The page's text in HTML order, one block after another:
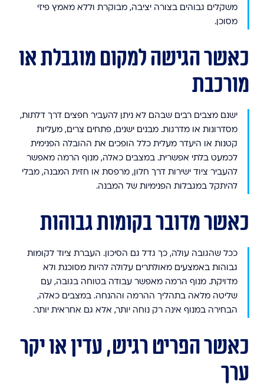
משקלים גבוהים בצורה יציבה, מבוקרת וללא מאמץ פיזי
מסוכן.
כאשר הגישה למקום מוגבלת או
מורכבת
ישנם מצבים רבים שבהם לא ניתן להעביר חפצים דרך דלתות,
מסדרונות או מדרגות. מבנים ישנים, פתחים צרים, מעליות
קטנות או היעדר מעלית כלל הופכים את ההובלה הפנימית
לכמעט בלתי אפשרית. במצבים כאלה, מנוף הרמה מאפשר
להעביר ציוד ישירות דרך חלון, מרפסת או חזית המבנה, מבלי
להיתקל במגבלות הפנימיות של המבנה.
כאשר מדובר בקומות גבוהות
ככל שהגובה עולה, כך גדל גם הסיכון. העברת ציוד לקומות
גבוהות באמצעים מאולתרים עלולה להיות מסוכנת ולא
מדויקת. מנוף הרמה מאפשר עבודה בטוחה בגובה, עם
שליטה מלאה בתהליך ההרמה וההנחה. במצבים כאלה,
הבחירה במנוף אינה רק נוחה יותר, אלא גם אחראית יותר.
כאשר הפריט רגיש, עדין או יקר
ערך